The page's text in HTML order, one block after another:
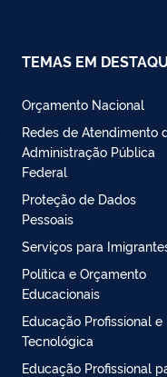
TEMAS EM
Orçamento Nacional
Redes de Atendimento
Administração Pública
Federal
Proteção de Dados
Pessoais
Serviços para
Política e Orçamento
Educacionais
Educação Profissional e
Tecnológica
Educação Profissional